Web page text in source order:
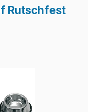
Rutschfest